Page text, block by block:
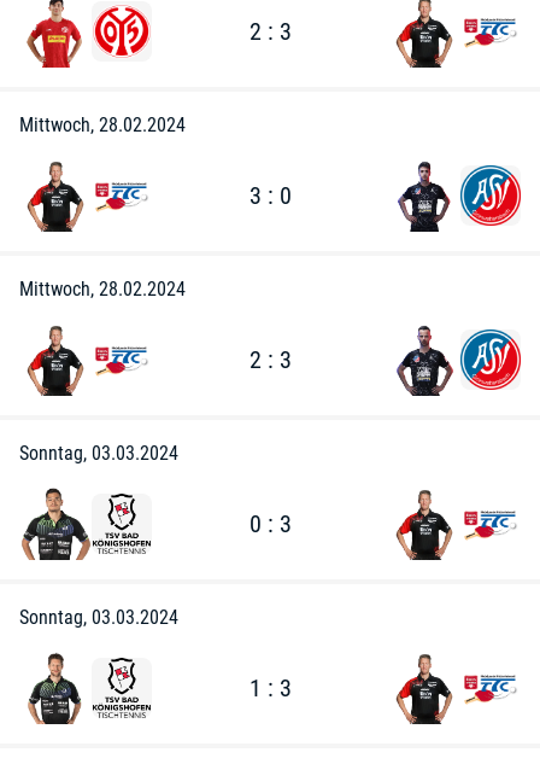
2 : 3
Mittwoch, 28.02.2024
3 : 0
Mittwoch, 28.02.2024
2 : 3
Sonntag, 03.03.2024
0 : 3
Sonntag, 03.03.2024
1 : 3